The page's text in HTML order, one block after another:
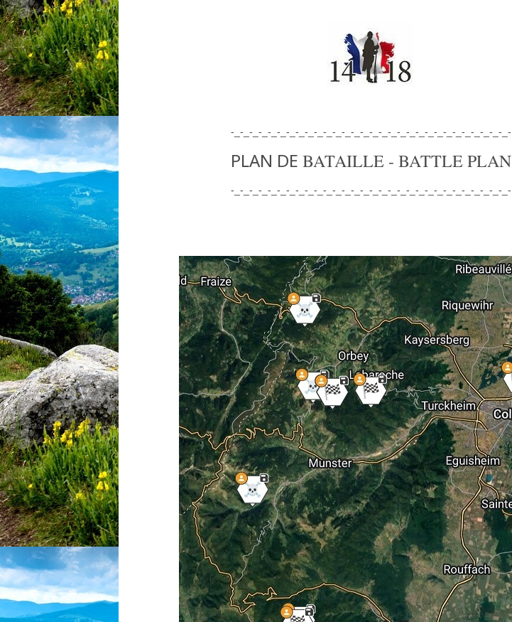
-_-_-_-_-_-_-_-_-_-_-_-_-_-_-_-_-_-_-_-_-_-_-_-_-_-_-_-_-_-_-
PLAN DE BATAILLE - BATTLE PLAN
-_-_-_-_-_-_-_-_-_-_-_-_-_-_-_-_-_-_-_-_-_-_-_-_-_-_-_-_-_-_-